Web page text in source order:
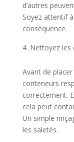
d’autres
Soyez attentif
conséquence.
Nettoyez les
Avant de
conteneurs
correctement.
cela peut
Un simple
les saletés.